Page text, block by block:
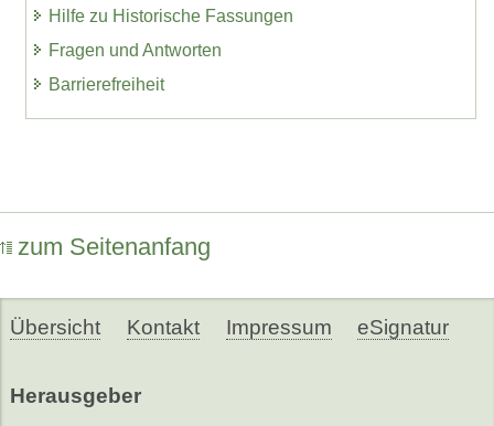
Hilfe zu Historische Fassungen
Fragen und Antworten
Barrierefreiheit
zum Seitenanfang
Übersicht Kontakt Impressum eSignatur
Herausgeber